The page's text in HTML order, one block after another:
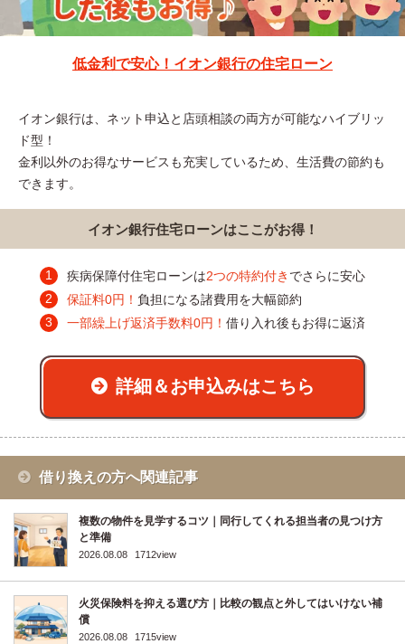
低金利で安心！イオン銀行の住宅ローン
イオン銀行は、ネット申込と店頭相談の両方が可能なハイブリッ
ド型！
金利以外のお得なサービスも充実しているため、生活費の節約も
できます。
イオン銀行住宅ローンはここがお得！
疾病保障付住宅ローンは2つの特約付き でさらに安心
保証料0円！ 負担になる諸費用を大幅節約
一部繰上げ返済手数料0円！ 借り入れ後もお得に返済
詳細＆お申込みはこちら
借り換えの方へ関連記事
複数の物件を見学するコツ｜同行してくれる担当者の見つけ方
と準備
2026.08.08 1712view
火災保険料を抑える選び方｜比較の観点と外してはいけない補
償
2026.08.08 1715view